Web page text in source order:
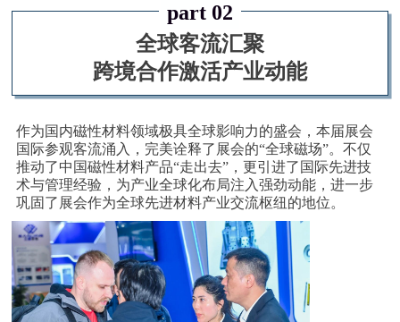
part 02
全球客流汇聚
跨境合作激活产业动能
作为国内磁性材料领域极具全球影响力的盛会，本届展会
国际参观客流涌入，完美诠释了展会的“全球磁场”。不仅
推动了中国磁性材料产品“走出去”，更引进了国际先进技
术与管理经验，为产业全球化布局注入强劲动能，进一步
巩固了展会作为全球先进材料产业交流枢纽的地位。